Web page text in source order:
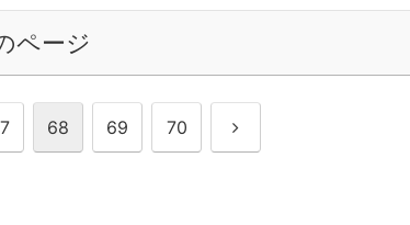
ページ
68 69 70 次